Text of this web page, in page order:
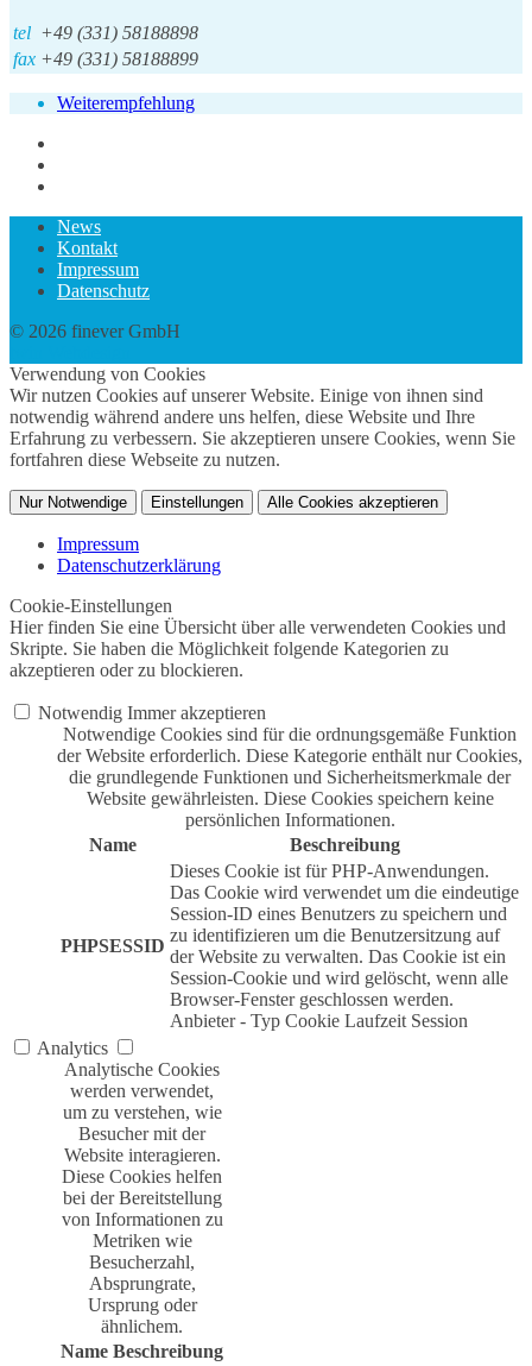
tel +49 (331) 58188898
fax +49 (331) 58188899
Weiterempfehlung
News
Kontakt
Impressum
Datenschutz
© 2026 finever GmbH
Verwendung von Cookies
Wir nutzen Cookies auf unserer Website. Einige von ihnen sind
notwendig während andere uns helfen, diese Website und Ihre
Erfahrung zu verbessern. Sie akzeptieren unsere Cookies, wenn Sie
fortfahren diese Webseite zu nutzen.
Nur Notwendige Einstellungen Alle Cookies akzeptieren
Impressum
Datenschutzerklärung
Cookie-Einstellungen
Hier finden Sie eine Übersicht über alle verwendeten Cookies und
Skripte. Sie haben die Möglichkeit folgende Kategorien zu
akzeptieren oder zu blockieren.
Notwendig Immer akzeptieren
Notwendige Cookies sind für die ordnungsgemäße Funktion
der Website erforderlich. Diese Kategorie enthält nur Cookies,
die grundlegende Funktionen und Sicherheitsmerkmale der
Website gewährleisten. Diese Cookies speichern keine
persönlichen Informationen.
Name
Beschreibung
PHPSESSID
Dieses Cookie ist für PHP-Anwendungen.
Das Cookie wird verwendet um die eindeutige
Session-ID eines Benutzers zu speichern und
zu identifizieren um die Benutzersitzung auf
der Website zu verwalten. Das Cookie ist ein
Session-Cookie und wird gelöscht, wenn alle
Browser-Fenster geschlossen werden.
Anbieter - Typ Cookie Laufzeit Session
Analytics
Analytische Cookies
werden verwendet,
um zu verstehen, wie
Besucher mit der
Website interagieren.
Diese Cookies helfen
bei der Bereitstellung
von Informationen zu
Metriken wie
Besucherzahl,
Absprungrate,
Ursprung oder
ähnlichem.
Name Beschreibung